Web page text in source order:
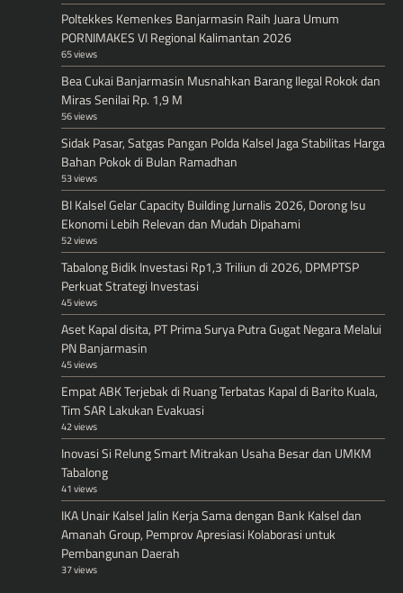
Poltekkes Kemenkes Banjarmasin Raih Juara Umum
PORNIMAKES VI Regional Kalimantan 2026
65 views
Bea Cukai Banjarmasin Musnahkan Barang Ilegal Rokok dan
Miras Senilai Rp. 1,9 M
56 views
Sidak Pasar, Satgas Pangan Polda Kalsel Jaga Stabilitas Harga
Bahan Pokok di Bulan Ramadhan
53 views
BI Kalsel Gelar Capacity Building Jurnalis 2026, Dorong Isu
Ekonomi Lebih Relevan dan Mudah Dipahami
52 views
Tabalong Bidik Investasi Rp1,3 Triliun di 2026, DPMPTSP
Perkuat Strategi Investasi
45 views
Aset Kapal disita, PT Prima Surya Putra Gugat Negara Melalui
PN Banjarmasin
45 views
Empat ABK Terjebak di Ruang Terbatas Kapal di Barito Kuala,
Tim SAR Lakukan Evakuasi
42 views
Inovasi Si Relung Smart Mitrakan Usaha Besar dan UMKM
Tabalong
41 views
IKA Unair Kalsel Jalin Kerja Sama dengan Bank Kalsel dan
Amanah Group, Pemprov Apresiasi Kolaborasi untuk
Pembangunan Daerah
37 views